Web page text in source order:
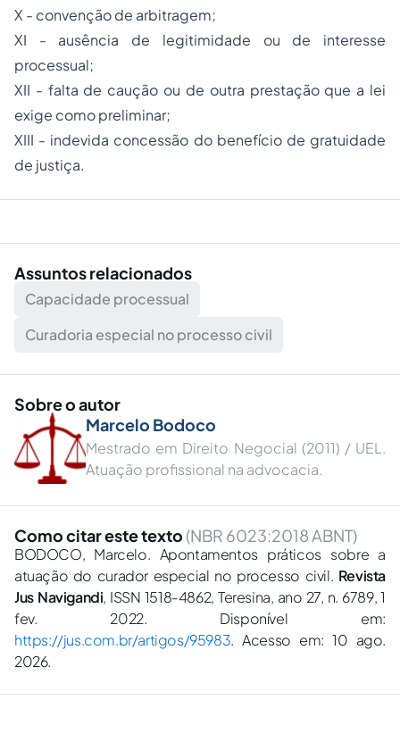
X - convenção de arbitragem;
XI - ausência de legitimidade ou de interesse
processual;
XII - falta de caução ou de outra prestação que a lei
exige como preliminar;
XIII - indevida concessão do benefício de gratuidade
de justiça.
Assuntos relacionados
Capacidade processual
Curadoria especial no processo civil
Sobre o autor
Marcelo Bodoco
Mestrado em Direito Negocial (2011) / UEL.
Atuação profissional na advocacia.
Como citar este texto (NBR 6023:2018 ABNT)
BODOCO, Marcelo. Apontamentos práticos sobre a
atuação do curador especial no processo civil. Revista
Jus Navigandi, ISSN 1518-4862, Teresina, ano 27, n. 6789, 1
fev. 2022. Disponível em:
https://jus.com.br/artigos/95983. Acesso em: 10 ago.
2026.